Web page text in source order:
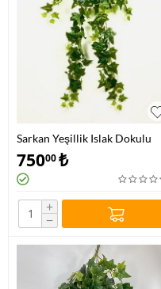
Sarkan Yeşillik Islak Dokulu
Gerçekçi Yeşillik - Yapay Çiçek
75000₺
+
−